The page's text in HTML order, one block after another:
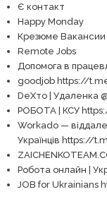
Є контакт
Happy Monday
Крезюме Вакансии
Remote Jobs
Допомога в
goodjob https://
DeXто | Удаленка
РОБОТА | КСУ
Workado —
Українців https://
Робота онлайн |
JOB for Ukrainians